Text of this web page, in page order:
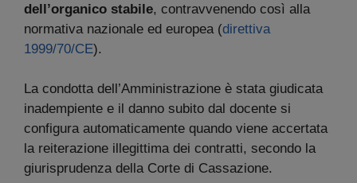
dell’organico stabile, contravvenendo così alla
normativa nazionale ed europea (direttiva
1999/70/CE).
La condotta dell’Amministrazione è stata giudicata
inadempiente e il danno subito dal docente si
configura automaticamente quando viene accertata
la reiterazione illegittima dei contratti, secondo la
giurisprudenza della Corte di Cassazione.